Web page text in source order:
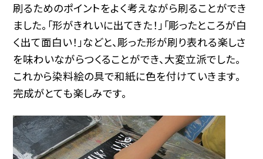
刷るためのポイントをよく考えながら刷ることができ
ました。「形がきれいに出てきた！」「彫ったところが白
く出て面白い！」などと、彫った形が刷り表れる楽しさ
を味わいながらつくることができ、大変立派でした。
これから染料絵の具で和紙に色を付けていきます。
完成がとても楽しみです。